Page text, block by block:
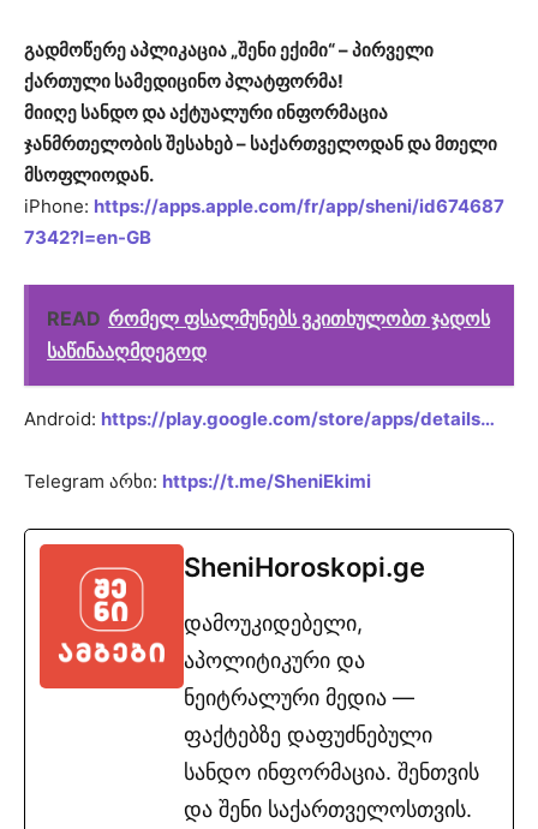
გადმოწერე აპლიკაცია „შენი ექიმი“ – პირველი
ქართული სამედიცინო პლატფორმა!
მიიღე სანდო და აქტუალური ინფორმაცია
ჯანმრთელობის შესახებ – საქართველოდან და მთელი
მსოფლიოდან.
iPhone: https://apps.apple.com/fr/app/sheni/id674687
7342?l=en-GB
READ რომელ ფსალმუნებს ვკითხულობთ ჯადოს
საწინააღმდეგოდ
Android: https://play.google.com/store/apps/details…
Telegram არხი: https://t.me/SheniEkimi
SheniHoroskopi.ge
დამოუკიდებელი,
აპოლიტიკური და
ნეიტრალური მედია —
ფაქტებზე დაფუძნებული
სანდო ინფორმაცია. შენთვის
და შენი საქართველოსთვის.